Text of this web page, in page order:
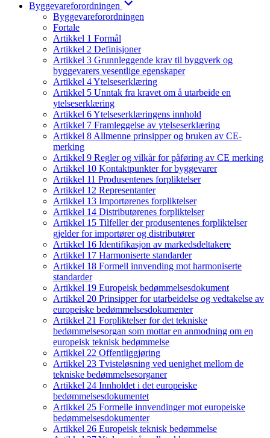
Byggevareforordningen
Byggevareforordningen
Fortale
Artikkel 1 Formål
Artikkel 2 Definisjoner
Artikkel 3 Grunnleggende krav til byggverk og
byggevarers vesentlige egenskaper
Artikkel 4 Ytelseserklæring
Artikkel 5 Unntak fra kravet om å utarbeide en
ytelseserklæring
Artikkel 6 Ytelseserklæringens innhold
Artikkel 7 Framleggelse av ytelseserklæring
Artikkel 8 Allmenne prinsipper og bruken av CE-
merking
Artikkel 9 Regler og vilkår for påføring av CE merking
Artikkel 10 Kontaktpunkter for byggevarer
Artikkel 11 Produsentenes forpliktelser
Artikkel 12 Representanter
Artikkel 13 Importørenes forpliktelser
Artikkel 14 Distributørenes forpliktelser
Artikkel 15 Tilfeller der produsentenes forpliktelser
gjelder for importører og distributører
Artikkel 16 Identifikasjon av markedsdeltakere
Artikkel 17 Harmoniserte standarder
Artikkel 18 Formell innvending mot harmoniserte
standarder
Artikkel 19 Europeisk bedømmelsesdokument
Artikkel 20 Prinsipper for utarbeidelse og vedtakelse av
europeiske bedømmelsesdokumenter
Artikkel 21 Forpliktelser for det tekniske
bedømmelsesorgan som mottar en anmodning om en
europeisk teknisk bedømmelse
Artikkel 22 Offentliggjøring
Artikkel 23 Tvisteløsning ved uenighet mellom de
tekniske bedømmelsesorganer
Artikkel 24 Innholdet i det europeiske
bedømmelsesdokumentet
Artikkel 25 Formelle innvendinger mot europeiske
bedømmelsesdokumenter
Artikkel 26 Europeisk teknisk bedømmelse